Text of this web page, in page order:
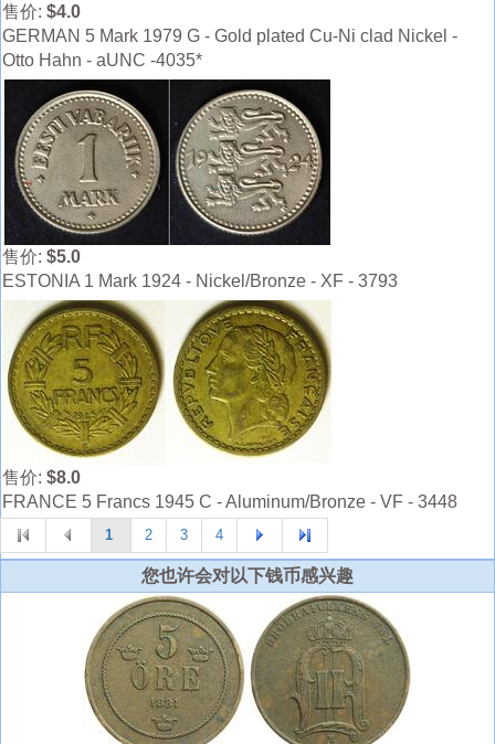
售价: $4.0
GERMAN 5 Mark 1979 G - Gold plated Cu-Ni clad Nickel -
Otto Hahn - aUNC -4035*
售价: $5.0
ESTONIA 1 Mark 1924 - Nickel/Bronze - XF - 3793
售价: $8.0
FRANCE 5 Francs 1945 C - Aluminum/Bronze - VF - 3448
1 2 3 4
您也许会对以下钱币感兴趣